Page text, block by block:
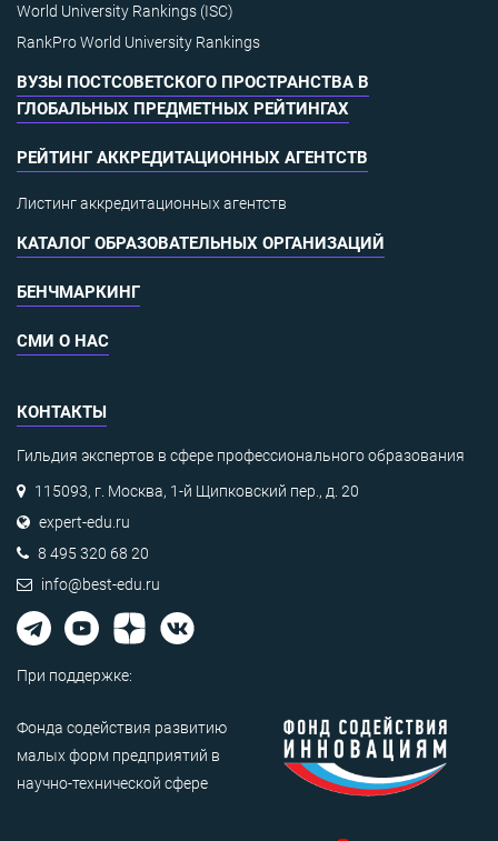
World University Rankings (ISC)
RankPro World University Rankings
ВУЗЫ ПОСТСОВЕТСКОГО ПРОСТРАНСТВА В
ГЛОБАЛЬНЫХ ПРЕДМЕТНЫХ РЕЙТИНГАХ
РЕЙТИНГ АККРЕДИТАЦИОННЫХ АГЕНТСТВ
Листинг аккредитационных агентств
КАТАЛОГ ОБРАЗОВАТЕЛЬНЫХ ОРГАНИЗАЦИЙ
БЕНЧМАРКИНГ
СМИ О НАС
КОНТАКТЫ
Гильдия экспертов в сфере профессионального образования
115093, г. Москва, 1-й Щипковский пер., д. 20
expert-edu.ru
8 495 320 68 20
info@best-edu.ru
При поддержке:
Фонда содействия развитию
малых форм предприятий в
научно-технической сфере